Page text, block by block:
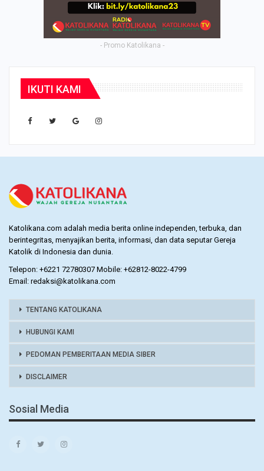
- Promo Katolikana -
IKUTI KAMI
Katolikana.com adalah media berita online independen, terbuka, dan
berintegritas, menyajikan berita, informasi, dan data seputar Gereja
Katolik di Indonesia dan dunia.
Telepon: +6221 72780307 Mobile: +62812-8022-4799
Email: redaksi@katolikana.com
TENTANG KATOLIKANA
HUBUNGI KAMI
PEDOMAN PEMBERITAAN MEDIA SIBER
DISCLAIMER
Sosial Media